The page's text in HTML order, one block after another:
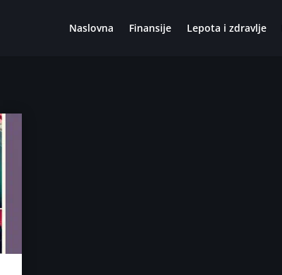
Naslovna Finansije Lepota i zdravlje